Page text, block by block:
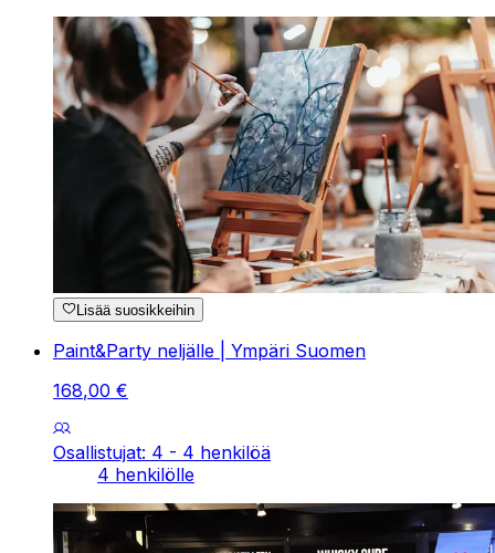
Lisää suosikkeihin
Paint&Party neljälle | Ympäri Suomen
168,00 €
Osallistujat: 4 - 4 henkilöä
4 henkilölle